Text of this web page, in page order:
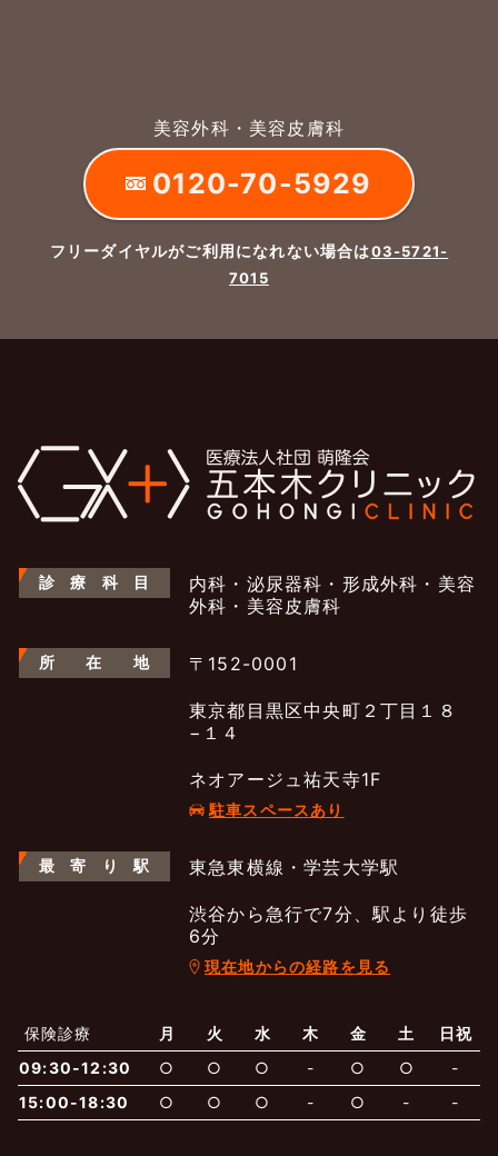
当院からのお知らせ
はじめての方へ
保険での診療
よくあるご質問
一般診療 美容診療
美容外科・美容皮膚科
0120-70-5929
フリーダイヤルがご利用になれない場合は03-5721-
7015
診 療 科 目
内科・泌尿器科・形成外科・美容
外科・美容皮膚科
所 在 地 〒152-0001
東京都目黒区中央町２丁目１８
−１４
ネオアージュ祐天寺1F
駐車スペースあり
最 寄 り 駅 東急東横線・学芸大学駅
渋谷から急行で7分、駅より徒歩
6分
現在地からの経路を見る
保険診療 月 火 水 木 金 土
日祝
09:30-12:30
○ ○ ○ - ○ ○
-
15:00-18:30
○ ○ ○ - ○ - -